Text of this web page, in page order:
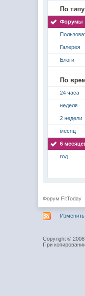
По
Форумы
Галерея
Блоги
По
24 часа
неделя
2 недели
месяц
6
год
Форум FitToday
Copyright ©
При